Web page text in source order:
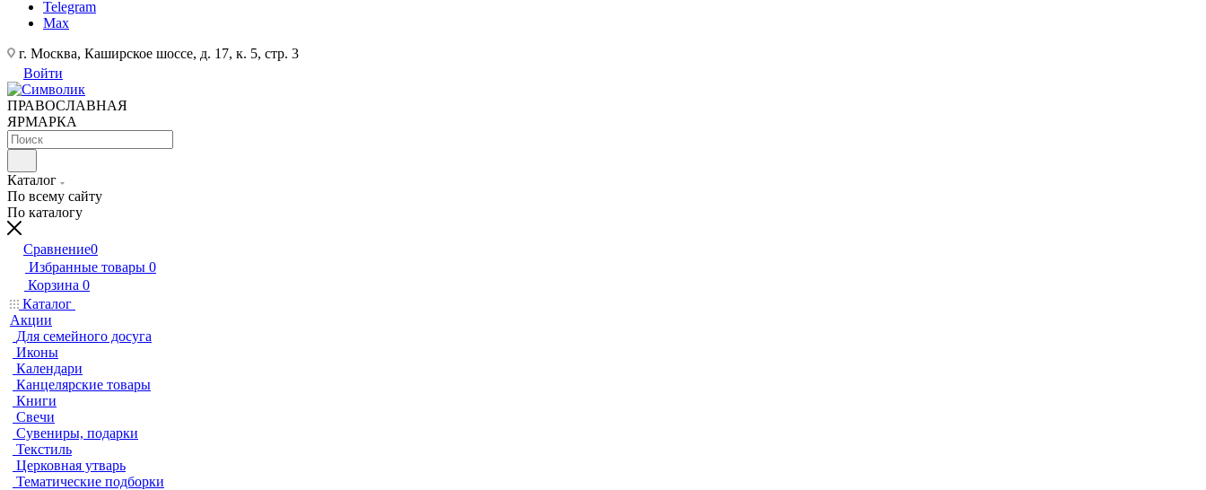
Telegram
Max
г. Москва, Каширское шоссе, д. 17, к. 5, стр. 3
Войти
ПРАВОСЛАВНАЯ
ЯРМАРКА
Каталог
По всему сайту
По каталогу
Сравнение0
Избранные товары 0
Корзина 0
Каталог
Акции
Для семейного досуга
Иконы
Календари
Канцелярские товары
Книги
Свечи
Сувениры, подарки
Текстиль
Церковная утварь
Тематические подборки